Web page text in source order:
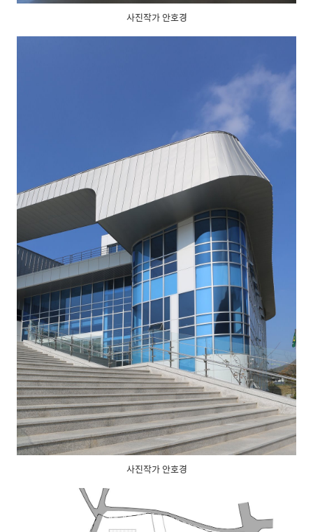
사진작가 안호경
사진작가 안호경